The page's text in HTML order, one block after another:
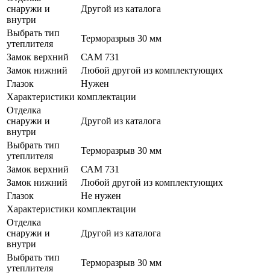
снаружи и
внутри
Другой из каталога
Выбрать тип
утеплителя
Терморазрыв 30 мм
Замок верхний
САМ 731
Замок нижний
Любой другой из комплектующих
Глазок
Нужен
Характеристики комплектации
Отделка
снаружи и
внутри
Другой из каталога
Выбрать тип
утеплителя
Терморазрыв 30 мм
Замок верхний
САМ 731
Замок нижний
Любой другой из комплектующих
Глазок
Не нужен
Характеристики комплектации
Отделка
снаружи и
внутри
Другой из каталога
Выбрать тип
утеплителя
Терморазрыв 30 мм